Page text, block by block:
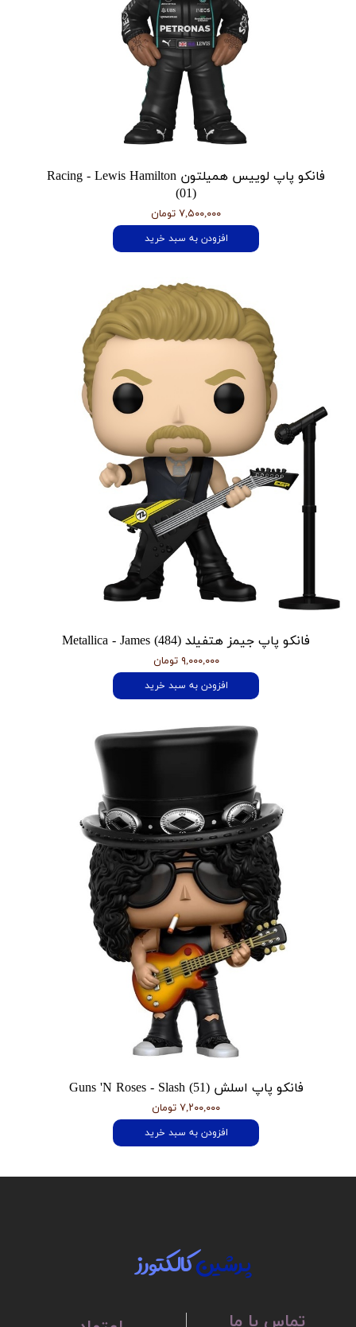
فانکو پاپ لوییس همیلتون Racing - Lewis Hamilton
(01)
۷,۵۰۰,۰۰۰ تومان
افزودن به سبد خرید
فانکو پاپ جیمز هتفیلد Metallica - James (484)
۹,۰۰۰,۰۰۰ تومان
افزودن به سبد خرید
فانکو پاپ اسلش Guns 'N Roses - Slash (51)
۷,۲۰۰,۰۰۰ تومان
افزودن به سبد خرید
پرشینکالکتورز
تماس با ما